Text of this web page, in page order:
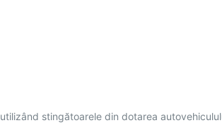
stingătoarele din dotarea